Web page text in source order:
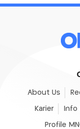
About Us
Karier Info
Profile